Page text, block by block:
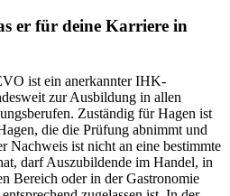
er für deine Karriere in
ist ein anerkannter IHK-
zur Ausbildung in allen
Zuständig für Hagen ist
die die Prüfung abnimmt und
Nachweis ist nicht an eine bestimmte
darf Auszubildende im Handel, in
Bereich oder in der Gastronomie